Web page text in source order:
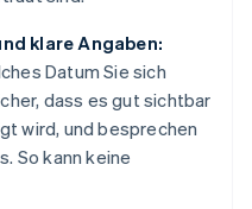
klare Angaben:
Datum Sie sich
dass es gut sichtbar
wird, und besprechen
So kann keine